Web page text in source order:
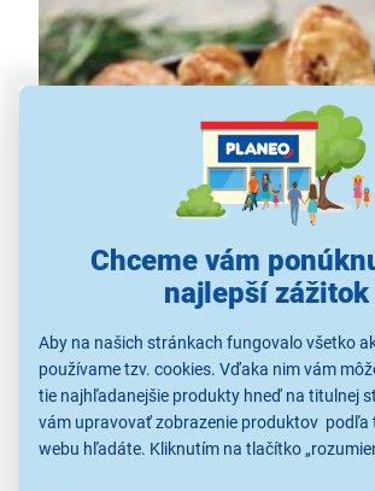
Chceme vám
najlepší zážitok
Aby na našich stránkach fungovalo všetko
používame tzv. cookies. Vďaka nim vám
tie najhľadanejšie produkty hneď na titulnej
vám upravovať zobrazenie produktov podľa
webu hľadáte. Kliknutím na tlačítko
Vaša skratka k dobrému jedlu